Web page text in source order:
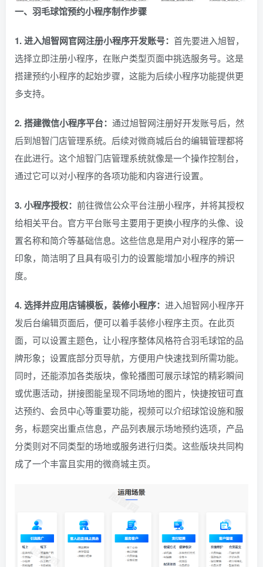
一、羽毛球馆预约小程序制作步骤
1. 进入旭智网官网注册小程序开发账号： 首先要进入旭智，
选择立即注册小程序，在账户类型页面中挑选服务号。这是
搭建预约小程序的起始步骤，这能为后续小程序功能提供更
多支持。
2. 搭建微信小程序平台： 通过旭智网注册好开发账号后，然
后到旭智门店管理系统。后续对微商城后台的编辑管理都将
在此进行。这个旭智门店管理系统就像是一个操作控制台，
通过它可以对小程序的各项功能和内容进行设置。
3. 小程序授权： 前往微信公众平台注册小程序，并将其授权
给相关平台。官方平台账号主要用于更换小程序的头像、设
置名称和简介等基础信息。这些信息是用户对小程序的第一
印象，简洁明了且具有吸引力的设置能增加小程序的辨识
度。
4. 选择并应用店铺模板，装修小程序： 进入旭智网小程序开
发后台编辑页面后，便可以着手装修小程序主页。在此页
面，可以设置主题色，让小程序整体风格符合羽毛球馆的品
牌形象；设置底部分页导航，方便用户快速找到所需功能。
同时，还能添加各类版块，像轮播图可展示球馆的精彩瞬间
或优惠活动，拼接图能呈现不同场地的图片，快捷按钮可直
达预约、会员中心等重要功能，视频可以介绍球馆设施和服
务，标题突出重点信息，产品列表展示场地预约选项，产品
分类则对不同类型的场地或服务进行归类。这些版块共同构
成了一个丰富且实用的微商城主页。